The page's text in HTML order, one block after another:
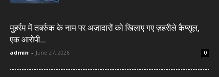
मुहर्रम में तबर्रुक के नाम पर अज़ादारों को खिलाए गए ज़हरीले कैप्सूल,
एक आरोपी...
admin - June 27, 2026 0